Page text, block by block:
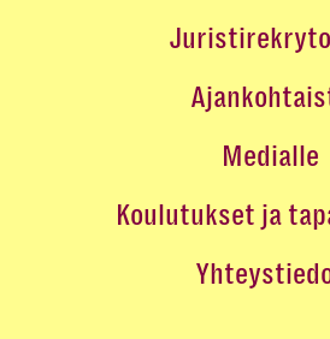
Medialle
Koulutukset ja